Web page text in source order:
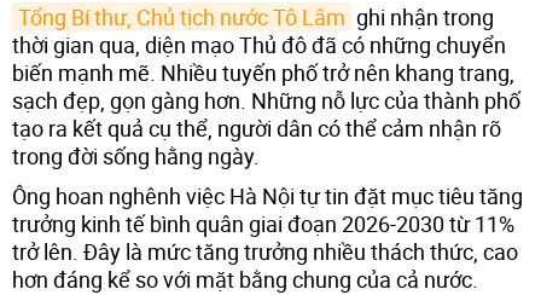
Tổng Bí thư, Chủ tịch nước Tô Lâm ghi nhận trong
thời gian qua, diện mạo Thủ đô đã có những chuyển
biến mạnh mẽ. Nhiều tuyến phố trở nên khang trang,
sạch đẹp, gọn gàng hơn. Những nỗ lực của thành phố
tạo ra kết quả cụ thể, người dân có thể cảm nhận rõ
trong đời sống hằng ngày.
Ông hoan nghênh việc Hà Nội tự tin đặt mục tiêu tăng
trưởng kinh tế bình quân giai đoạn 2026-2030 từ 11%
trở lên. Đây là mức tăng trưởng nhiều thách thức, cao
hơn đáng kể so với mặt bằng chung của cả nước.